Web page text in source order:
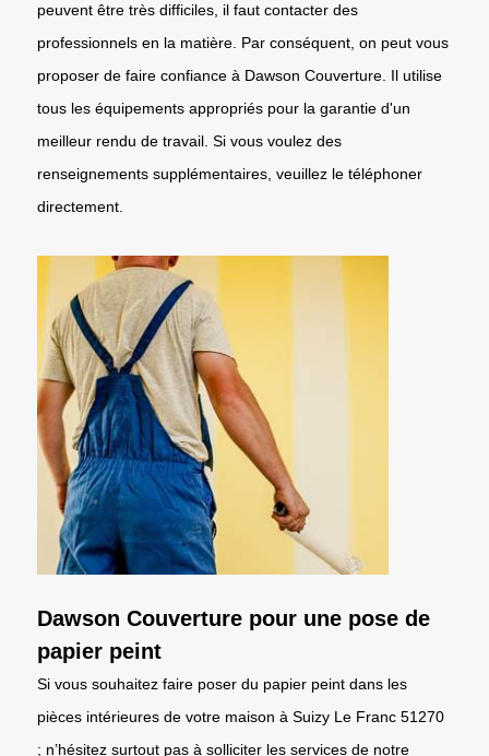
peuvent être très difficiles, il faut contacter des
professionnels en la matière. Par conséquent, on peut vous
proposer de faire confiance à Dawson Couverture. Il utilise
tous les équipements appropriés pour la garantie d'un
meilleur rendu de travail. Si vous voulez des
renseignements supplémentaires, veuillez le téléphoner
directement.
Dawson Couverture pour une pose de
papier peint
Si vous souhaitez faire poser du papier peint dans les
pièces intérieures de votre maison à Suizy Le Franc 51270
; n’hésitez surtout pas à solliciter les services de notre